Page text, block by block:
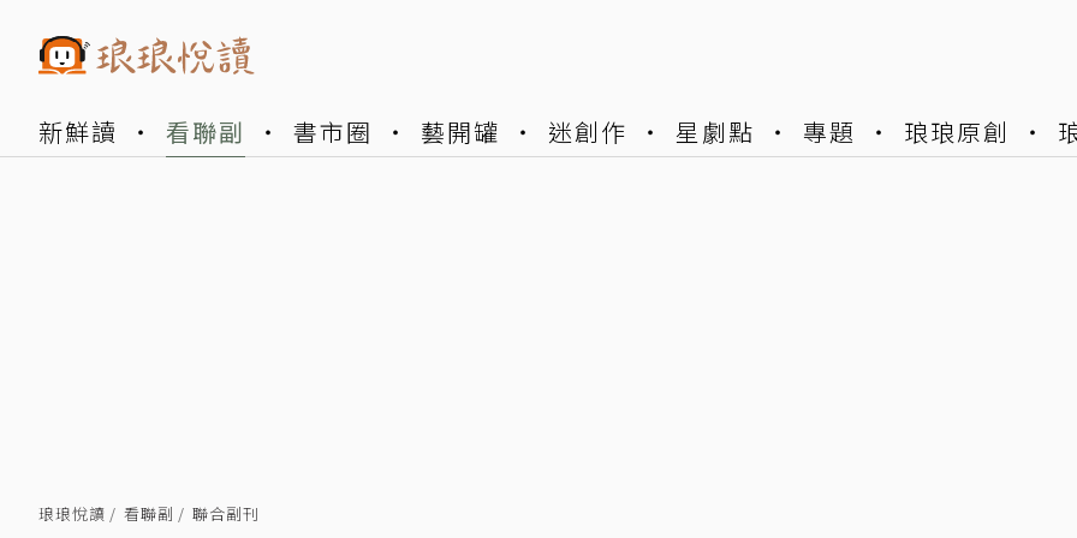
新鮮讀 看聯副 書市圈 藝開罐 迷創作 星劇點 專題 琅琅原創
琅琅悅讀 看聯副 聯合副刊